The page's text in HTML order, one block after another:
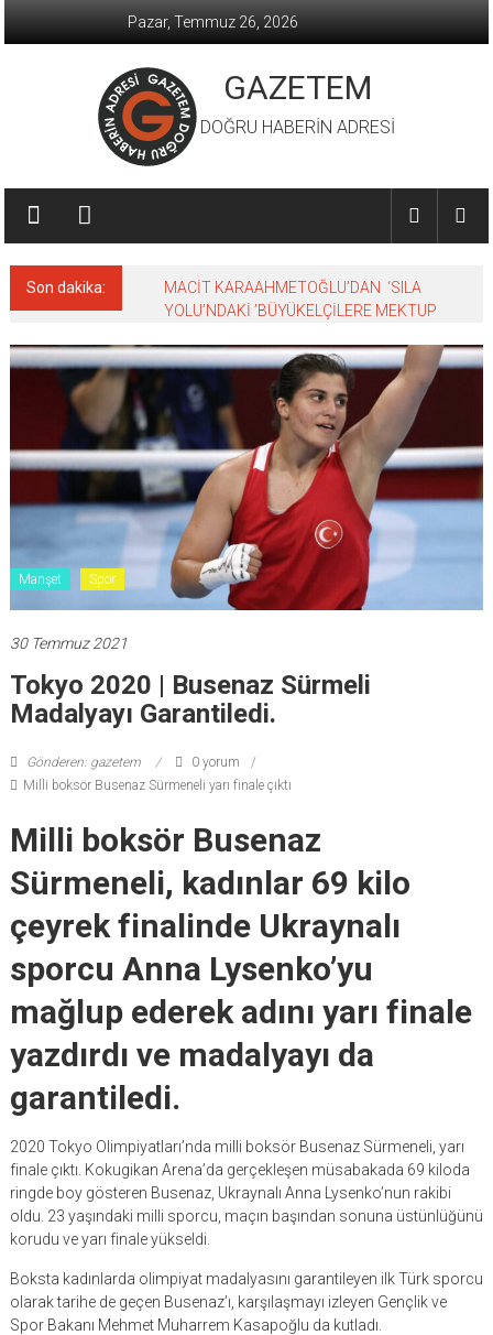
Pazar, Temmuz 26, 2026
GAZETEM
DOĞRU HABERİN ADRESİ
Son dakika:
MACİT KARAAHMETOĞLU’DAN ‘SILA
YOLU’NDAKİ ’BÜYÜKELÇİLERE MEKTUP
Manşet Spor
30 Temmuz 2021
Tokyo 2020 | Busenaz Sürmeli
Madalyayı Garantiledi.
Gönderen: gazetem
0 yorum
Milli boksör Busenaz Sürmeneli yarı finale çıktı
Milli boksör Busenaz
Sürmeneli, kadınlar 69 kilo
çeyrek finalinde Ukraynalı
sporcu Anna Lysenko’yu
mağlup ederek adını yarı finale
yazdırdı ve madalyayı da
garantiledi.
2020 Tokyo Olimpiyatları’nda milli boksör Busenaz Sürmeneli, yarı
finale çıktı. Kokugikan Arena’da gerçekleşen müsabakada 69 kiloda
ringde boy gösteren Busenaz, Ukraynalı Anna Lysenko’nun rakibi
oldu. 23 yaşındaki milli sporcu, maçın başından sonuna üstünlüğünü
korudu ve yarı finale yükseldi.
Boksta kadınlarda olimpiyat madalyasını garantileyen ilk Türk sporcu
olarak tarihe de geçen Busenaz’ı, karşılaşmayı izleyen Gençlik ve
Spor Bakanı Mehmet Muharrem Kasapoğlu da kutladı.